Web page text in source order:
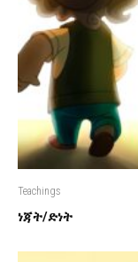
Teachings
ነጃት/ድነት